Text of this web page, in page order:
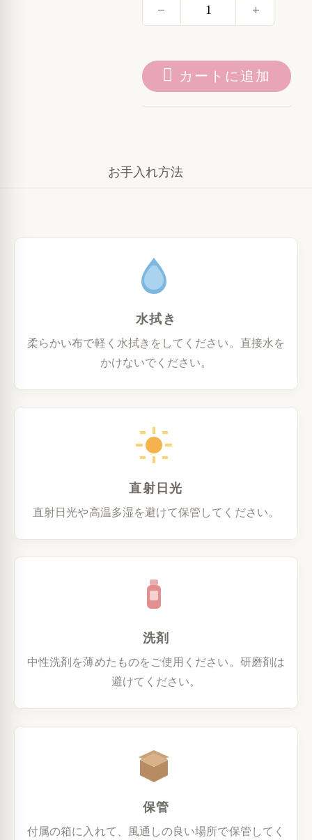
カートに追加
お手入れ方法
水拭き
柔らかい布で軽く水拭きをしてください。直接水を
かけないでください。
直射日光
直射日光や高温多湿を避けて保管してください。
洗剤
中性洗剤を薄めたものをご使用ください。研磨剤は
避けてください。
保管
付属の箱に入れて、風通しの良い場所で保管してく